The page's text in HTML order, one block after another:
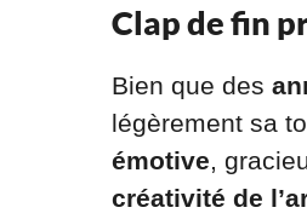
Clap de fin
Bien que des
légèrement sa
émotive ,
créativité de